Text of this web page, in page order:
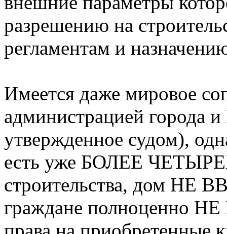
разрешению на
регламентам и
Имеется даже мировое
администрацией
утвержденное судом),
есть уже БОЛЕЕ
строительства, дом НЕ
граждане полноценно